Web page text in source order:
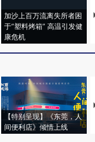
加沙上百万流离失所者困
于“塑料烤箱” 高温引发健
康危机
【特别呈现】《东莞，人
间便利店》倾情上线